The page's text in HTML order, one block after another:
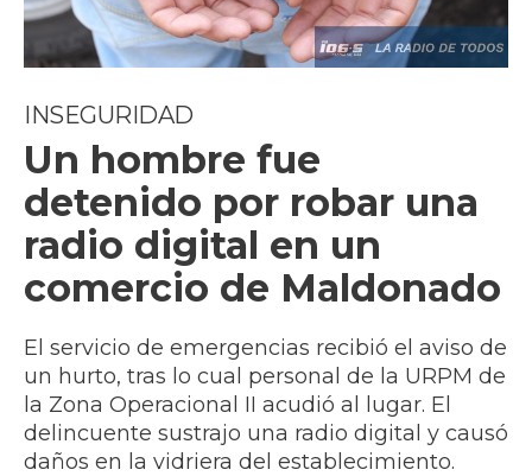
INSEGURIDAD
Un hombre fue
detenido por robar una
radio digital en un
comercio de Maldonado
El servicio de emergencias recibió el aviso de
un hurto, tras lo cual personal de la URPM de
la Zona Operacional II acudió al lugar. El
delincuente sustrajo una radio digital y causó
daños en la vidriera del establecimiento.